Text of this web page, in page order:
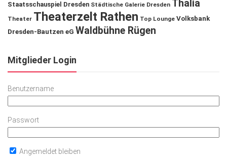
Staatsschauspiel Dresden Städtische Galerie Dresden Thalia
Theater Theaterzelt Rathen Top Lounge Volksbank
Dresden-Bautzen eG Waldbühne Rügen
Mitglieder Login
Benutzername
Passwort
Angemeldet bleiben